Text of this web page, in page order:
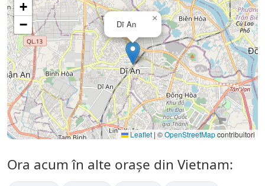
Dĩ An
×
+
−
Leaflet | ©OpenStreetMapcontribuitori
Ora acum în alte orașe din Vietnam: